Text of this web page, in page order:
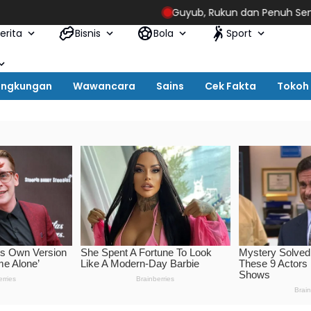
Guyub, Rukun dan Penuh Semangat,
Bisnis Bola Sport
Wawancara Sains Cek Fakta Tokoh